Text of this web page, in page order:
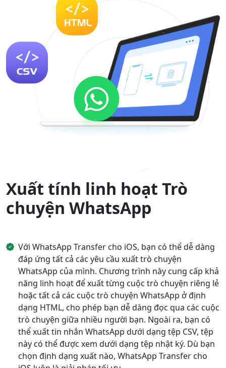
Xuất tính linh hoạt Trò
chuyện WhatsApp
Với WhatsApp Transfer cho iOS, bạn có thể dễ dàng
đáp ứng tất cả các yêu cầu xuất trò chuyện
WhatsApp của mình. Chương trình này cung cấp khả
năng linh hoạt để xuất từng cuộc trò chuyện riêng lẻ
hoặc tất cả các cuộc trò chuyện WhatsApp ở định
dạng HTML, cho phép bạn dễ dàng đọc qua các cuộc
trò chuyện giữa nhiều người bạn. Ngoài ra, bạn có
thể xuất tin nhắn WhatsApp dưới dạng tệp CSV, tệp
này có thể được xem dưới dạng tệp nhật ký. Dù bạn
chọn định dạng xuất nào, WhatsApp Transfer cho